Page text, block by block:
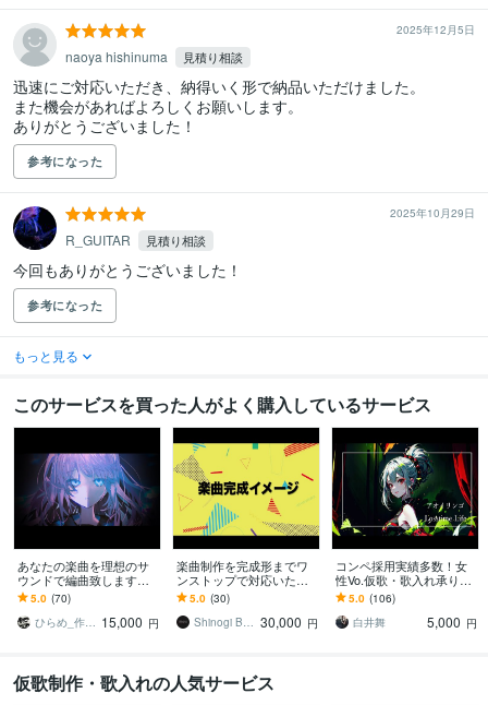
2025年12月5日
naoya hishinuma 見積り相談
迅速にご対応いただき、納得いく形で納品いただけました。
また機会があればよろしくお願いします。
ありがとうございました！
参考になった
2025年10月29日
R_GUITAR 見積り相談
今回もありがとうございました！
参考になった
もっと見る
このサービスを買った人がよく購入しているサービス
あなたの楽曲を理想のサ
ウンドで編曲致します
「メロディは思いつくけ
ど曲に出来ない...」そんな
人に
5.0 (70)
ひらめ_作編曲家 15,000 円
楽曲制作を完成形までワ
ンストップで対応いたし
ます 簡単なバンドアレン
ジから豪華なアレンジま
で選べる料金プラン！
5.0 (30)
Shinogi Beats 30,000 円
コンペ採用実績多数！女
性Vo.仮歌・歌入れ承りま
す Youtubeにて3000万回
再生された歌声
5.0 (106)
白井舞
5,000 円
仮歌制作・歌入れの人気サービス